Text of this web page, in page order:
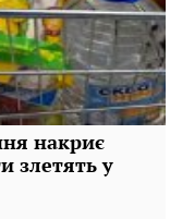
накриє
злетять у